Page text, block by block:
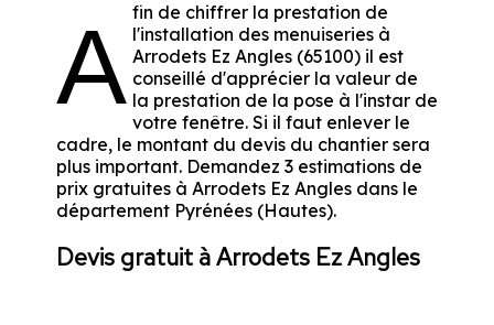
A fin de chiffrer la prestation de
l'installation des menuiseries à
Arrodets Ez Angles (65100) il est
conseillé d'apprécier la valeur de
la prestation de la pose à l'instar de
votre fenêtre. Si il faut enlever le
cadre, le montant du devis du chantier sera
plus important. Demandez 3 estimations de
prix gratuites à Arrodets Ez Angles dans le
département Pyrénées (Hautes).
Devis gratuit à Arrodets Ez Angles